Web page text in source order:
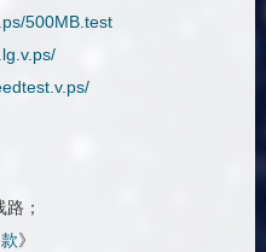
500MB.test
；
》